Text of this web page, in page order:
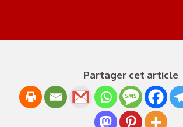
Partager cet article